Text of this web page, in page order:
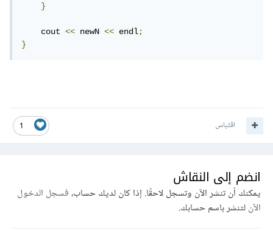
}
cout << newN << endl;
}
1 اقتباس
انضم إلى النقاش
يمكنك أن تنشر الآن وتسجل لاحقًا. إذا كان لديك حساب،فسجل الدخول
الآنلتنشر باسم حسابك.